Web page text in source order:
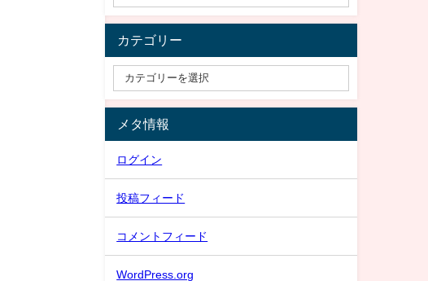
カテゴリー
メタ情報
ログイン
投稿フィード
コメントフィード
WordPress.org